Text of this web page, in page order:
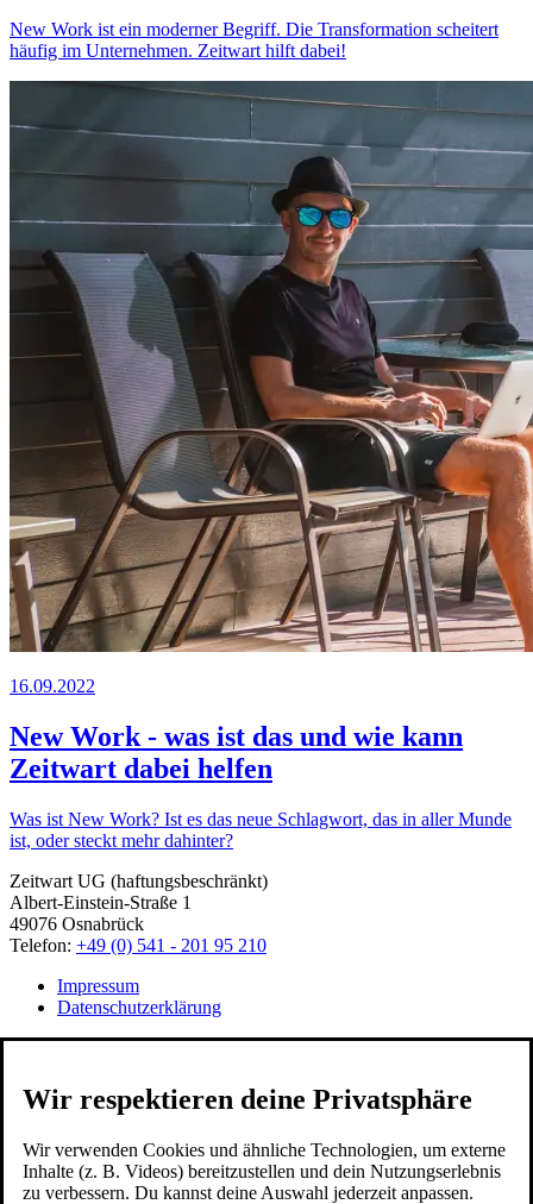
New Work ist ein moderner Begriff. Die Transformation scheitert
häufig im Unternehmen. Zeitwart hilft dabei!
16.09.2022
New Work - was ist das und wie kann
Zeitwart dabei helfen
Was ist New Work? Ist es das neue Schlagwort, das in aller Munde
ist, oder steckt mehr dahinter?
Zeitwart UG (haftungsbeschränkt)
Albert-Einstein-Straße 1
49076 Osnabrück
Telefon: +49 (0) 541 - 201 95 210
Impressum
Datenschutzerklärung
Wir respektieren deine Privatsphäre
Wir verwenden Cookies und ähnliche Technologien, um externe
Inhalte (z. B. Videos) bereitzustellen und dein Nutzungserlebnis
zu verbessern. Du kannst deine Auswahl jederzeit anpassen.